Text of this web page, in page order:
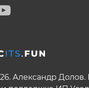
Александр Долов.